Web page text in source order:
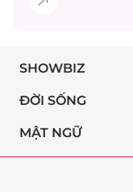
SHOWBIZ
ĐỜI SỐNG
MẬT NGỮ